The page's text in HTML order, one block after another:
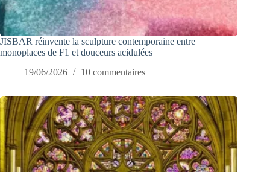
JISBAR réinvente la sculpture contemporaine entre
monoplaces de F1 et douceurs acidulées
19/06/2026
10 commentaires